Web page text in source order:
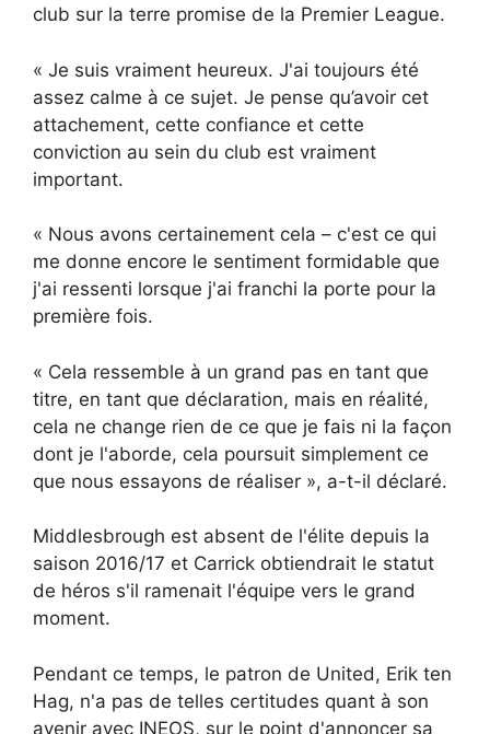
club sur la terre promise de la Premier League.
« Je suis vraiment heureux. J'ai toujours été
assez calme à ce sujet. Je pense qu’avoir cet
attachement, cette confiance et cette
conviction au sein du club est vraiment
important.
« Nous avons certainement cela – c'est ce qui
me donne encore le sentiment formidable que
j'ai ressenti lorsque j'ai franchi la porte pour la
première fois.
« Cela ressemble à un grand pas en tant que
titre, en tant que déclaration, mais en réalité,
cela ne change rien de ce que je fais ni la façon
dont je l'aborde, cela poursuit simplement ce
que nous essayons de réaliser », a-t-il déclaré.
Middlesbrough est absent de l'élite depuis la
saison 2016/17 et Carrick obtiendrait le statut
de héros s'il ramenait l'équipe vers le grand
moment.
Pendant ce temps, le patron de United, Erik ten
Hag, n'a pas de telles certitudes quant à son
avenir avec INEOS, sur le point d'annoncer sa